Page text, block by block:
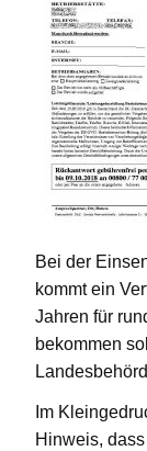
Bei der
kommt ein
Jahren für
bekommen
Im
Hinweis,